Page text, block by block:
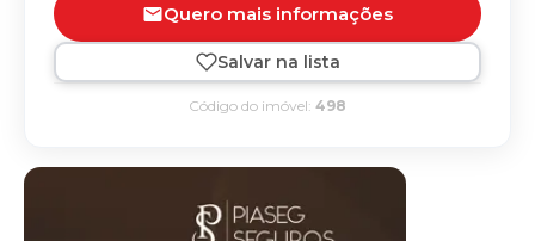
Quero mais informações
Salvar na lista
Código do imóvel: 498